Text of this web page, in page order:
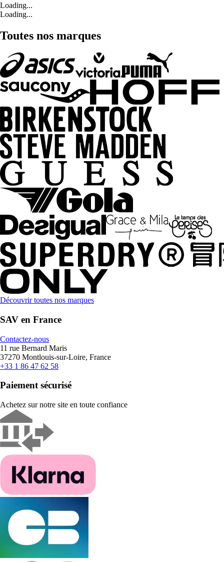
Loading...
Loading...
Toutes nos marques
Découvrir toutes nos marques
SAV en France
Contactez-nous
11 rue Bernard Maris
37270 Montlouis-sur-Loire, France
+33 1 86 47 62 58
Paiement sécurisé
Achetez sur notre site en toute confiance